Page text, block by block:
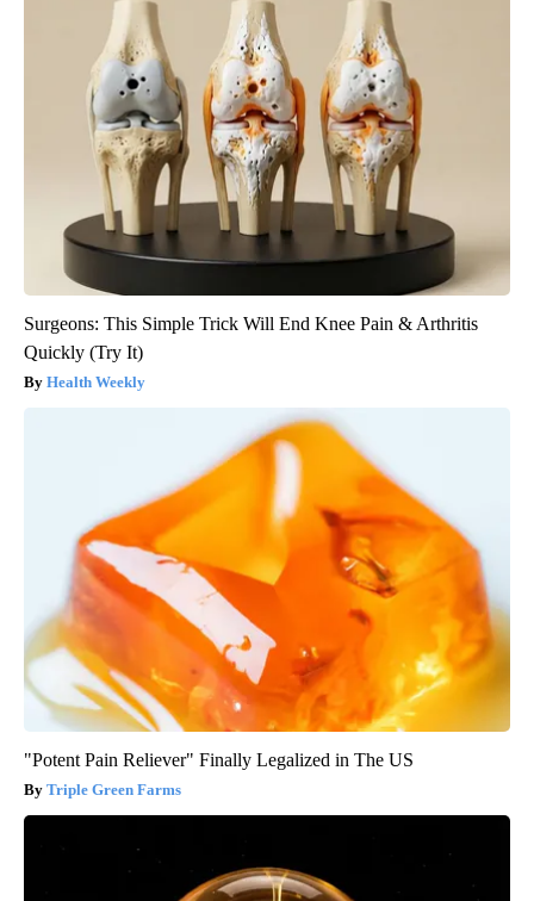
Surgeons: This Simple Trick Will End Knee Pain & Arthritis
Quickly (Try It)
Health Weekly
"Potent Pain Reliever" Finally Legalized in The US
Triple Green Farms